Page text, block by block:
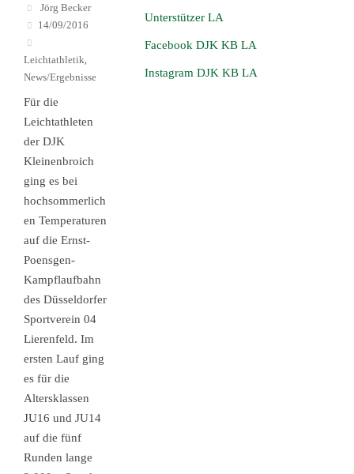
Jörg Becker
14/09/2016
Leichtathletik,
News/Ergebnisse
Für die
Leichtathleten
der DJK
Kleinenbroich
ging es bei
hochsommerlich
en Temperaturen
auf die Ernst-
Poensgen-
Kampflaufbahn
des Düsseldorfer
Sportverein 04
Lierenfeld. Im
ersten Lauf ging
es für die
Altersklassen
JU16 und JU14
auf die fünf
Runden lange
Unterstützer LA
Facebook DJK KB LA
Instagram DJK KB LA